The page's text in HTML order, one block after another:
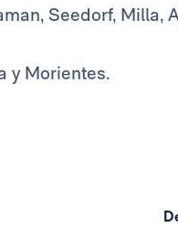
Seedorf, Milla,
y Morientes.